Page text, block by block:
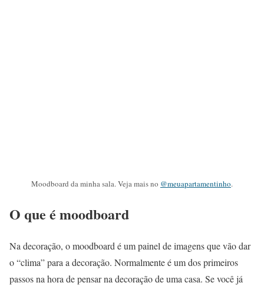
Moodboard da minha sala. Veja mais no @meuapartamentinho.
O que é moodboard
Na decoração, o moodboard é um painel de imagens que vão dar
o “clima” para a decoração. Normalmente é um dos primeiros
passos na hora de pensar na decoração de uma casa. Se você já